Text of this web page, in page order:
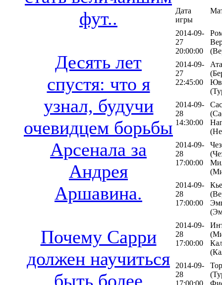
фут..
Десять лет
спустя: что я
узнал, будучи
очевидцем борьбы
Арсенала за
Андрея
Аршавина.
Почему Сарри
должен научиться
быть более
Дата
игры
2014-09-
27
20:00:00
2014-09-
27
22:45:00
2014-09-
28
14:30:00
2014-09-
28
17:00:00
2014-09-
28
17:00:00
2014-09-
28
17:00:00
2014-09-
28
17:00:00